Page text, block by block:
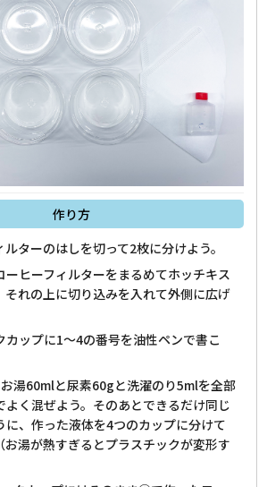
作り方
ターのはしを切って2枚に分けよう。
ヒーフィルターをまるめてホッチキス
それの上に切り込みを入れて外側に広げ
カップに1～4の番号を油性ペンで書こ
湯60mlと尿素60gと洗濯のり5mlを全部
よく混ぜよう。そのあとできるだけ同じ
に、作った液体を4つのカップに分けて
お湯が熱すぎるとプラスチックが変形す